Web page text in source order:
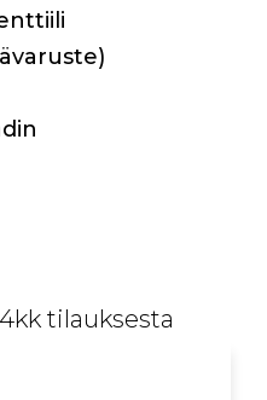
tilauksesta